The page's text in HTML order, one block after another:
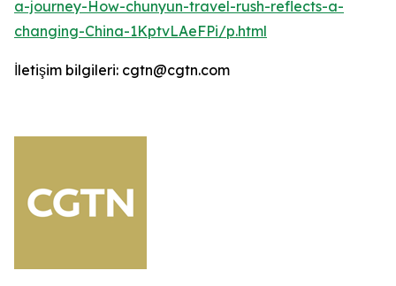
a-journey-How-chunyun-travel-rush-reflects-a-
changing-China-1KptvLAeFPi/p.html
İletişim bilgileri: cgtn@cgtn.com